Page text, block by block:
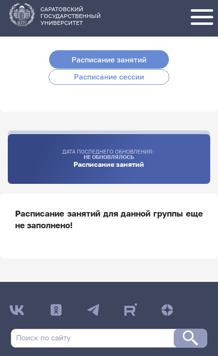
основному
содержанию
САРАТОВСКИЙ
ГОСУДАРСТВЕННЫЙ
УНИВЕРСИТЕТ
Расписание занятий
Расписание сессии
ДАТА ПОСЛЕДНЕГО ОБНОВЛЕНИЯ:
НЕ ОБНОВЛЯЛОСЬ
Расписание занятий
Расписание занятий для данной группы еще
не заполнено!
ДАТА ПОСЛЕДНЕГО ОБНОВЛЕНИЯ:
НЕ ОБНОВЛЯЛОСЬ